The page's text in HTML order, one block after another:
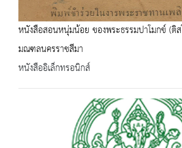
หนังสือสอนหนุ่มน้อย ของพระธรรมปาโมกข์ (ติ
มณฑลนครราชสีมา
หนังสืออิเล็กทรอนิกส์